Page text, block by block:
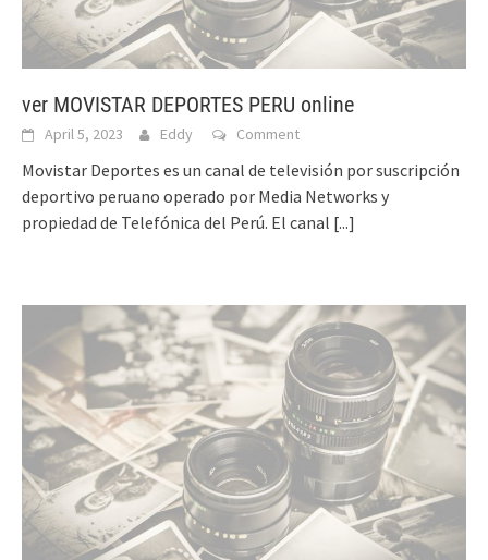
ver MOVISTAR DEPORTES PERU online
April 5, 2023 Eddy Comment
Movistar Deportes es un canal de televisión por suscripción
deportivo peruano operado por Media Networks y
propiedad de Telefónica del Perú. El canal [...]